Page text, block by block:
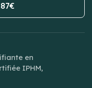
en
IPHM,